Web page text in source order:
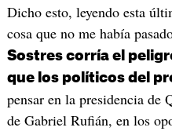
Dicho esto, leyendo esta
cosa que no me había
Sostres corría el
que los políticos del
pensar en la presidencia de
de Gabriel Rufián, en los